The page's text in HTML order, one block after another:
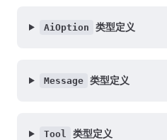
AiOption 类型定义
Message 类型定义
Tool 类型定义